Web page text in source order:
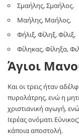
Σμαήλης, Σμαήλος,
Μαήλης, Μαήλος,
Φήλιξ, Φίληξ, Φίλιξ,
Φίληκας, Φίληξα,
Άγιοι
Και οι τρεις ήταν
πυρολάτρης, ενώ η
χριστιανική αγωγή,
Ιερέας ονόματι
κάποια αποστολή.